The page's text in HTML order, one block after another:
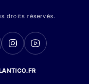
droits réservés.